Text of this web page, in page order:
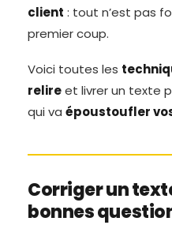
client : tout n’est pas
premier coup.
Voici toutes les
relireet livrer un texte
qui va époustoufler
Corriger un
bonnes